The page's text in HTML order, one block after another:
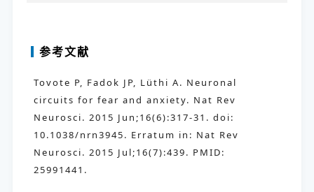
参考文献
Tovote P, Fadok JP, Lüthi A. Neuronal
circuits for fear and anxiety. Nat Rev
Neurosci. 2015 Jun;16(6):317-31. doi:
10.1038/nrn3945. Erratum in: Nat Rev
Neurosci. 2015 Jul;16(7):439. PMID:
25991441.